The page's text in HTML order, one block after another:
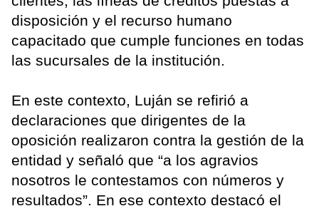
disposición y el recurso humano
capacitado que cumple funciones en todas
las sucursales de la institución.
En este contexto, Luján se refirió a
declaraciones que dirigentes de la
oposición realizaron contra la gestión de la
entidad y señaló que “a los agravios
nosotros le contestamos con números y
resultados”. En ese contexto destacó el